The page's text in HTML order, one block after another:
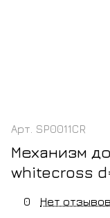
Арт. SP0011CR
Механизм
whitecross
0 Нет отзывов